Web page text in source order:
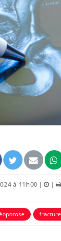
à 11h00 | |
fracture